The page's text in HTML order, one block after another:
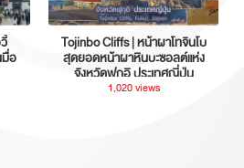
อ
Tojinbo Cliffs | หน้าผาโทจินโบ
สุดยอดหน้าผาหินบะซอลต์แห่ง
จังหวัดฟุกุอิ ประเทศญี่ปุ่น
1,020 views